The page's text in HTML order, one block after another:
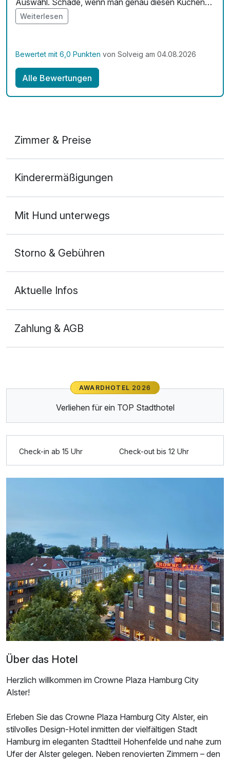
nicht mag.
Weiterlesen
Bewertet mit 6,0 Punkten von Solveig am 04.08.2026
Alle Bewertungen
Zimmer & Preise
2 Erwachsene
Zusatznächte
Für 6 Tage p.P. ab779,00 €
Ausstattung
Zusatznächte
Kinderermäßigungen
Mit Hund unterwegs
Storno & Gebühren
Aktuelle Infos
Zahlung & AGB
AWARDHOTEL 2026
Verliehen für ein TOP Stadthotel
Check-in ab 15 Uhr Check-out bis 12 Uhr
Über das Hotel
Herzlich willkommen im Crowne Plaza Hamburg City
Alster!
Erleben Sie das Crowne Plaza Hamburg City Alster, ein
stilvolles Design-Hotel inmitten der vielfältigen Stadt
Hamburg im eleganten Stadtteil Hohenfelde und nahe zum
Ufer der Alster gelegen. Neben renovierten Zimmern – den